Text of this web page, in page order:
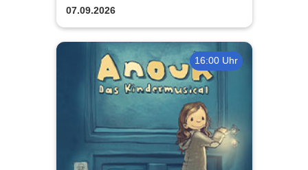
oder?
07.09.2026
16:00 Uhr